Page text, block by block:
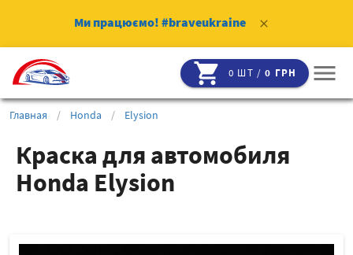
Ми працюємо! #braveukraine clear
shopping_cart 0 ШТ /0 ГРН menu
Главная / Honda / Elysion
Краска для автомобиля
Honda Elysion